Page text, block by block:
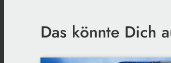
Das könnte Dich